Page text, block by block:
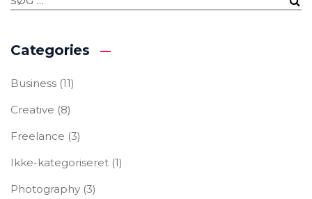
Categories
Business (11)
Creative (8)
Freelance (3)
Ikke-kategoriseret (1)
Photography (3)